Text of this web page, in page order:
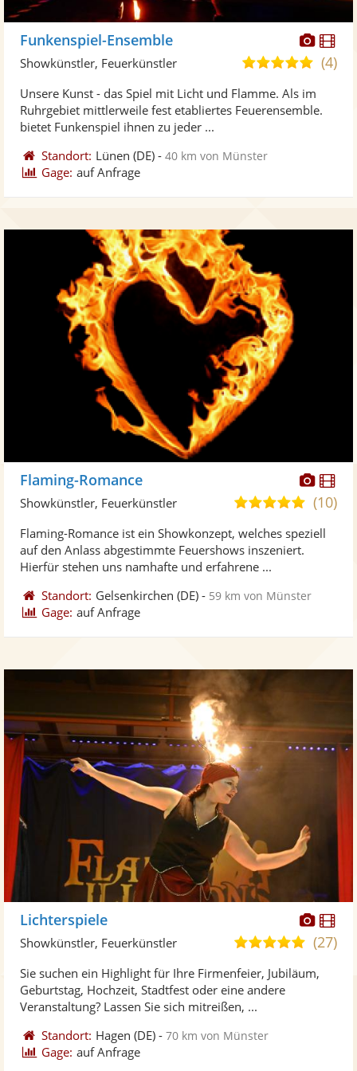
Funkenspiel-Ensemble
5,0
5
(4)
Showkünstler, Feuerkünstler
Unsere Kunst - das Spiel mit Licht und Flamme. Als im
Ruhrgebiet mittlerweile fest etabliertes Feuerensemble.
bietet Funkenspiel ihnen zu jeder ...
Standort: Lünen (DE) -40 km von Münster
Gage: auf Anfrage
Fotos
Flaming-Romance
4,9
5
(10)
Showkünstler, Feuerkünstler
Flaming-Romance ist ein Showkonzept, welches speziell
auf den Anlass abgestimmte Feuershows inszeniert.
Hierfür stehen uns namhafte und erfahrene ...
Standort: Gelsenkirchen (DE) - 59 km von Münster
Gage: auf Anfrage
Fotos
Lichterspiele
5,0
5
(27)
Showkünstler, Feuerkünstler
Sie suchen ein Highlight für Ihre Firmenfeier, Jubiläum,
Geburtstag, Hochzeit, Stadtfest oder eine andere
Veranstaltung? Lassen Sie sich mitreißen, ...
Standort: Hagen (DE) -70 km von Münster
Gage: auf Anfrage